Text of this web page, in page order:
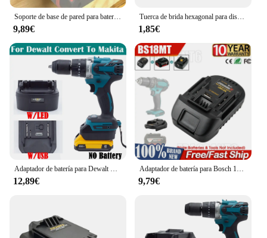
9,89€
Tuerca de brida hexagonal para disco de amoladora angular, tuerca de brida de bloqueo de cambio rápido para MAKITA, accesorios de herramientas eléctricas, 1/2/4/5/6 piezas, M10/M14
1,85€
12,89€ 9,79€